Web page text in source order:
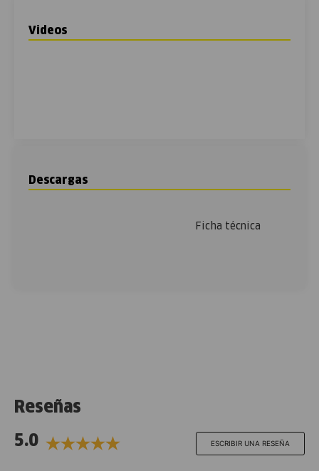
Videos
Descargas
Ficha técnica
Reseñas
5.0
ESCRIBIR UNA RESEÑA